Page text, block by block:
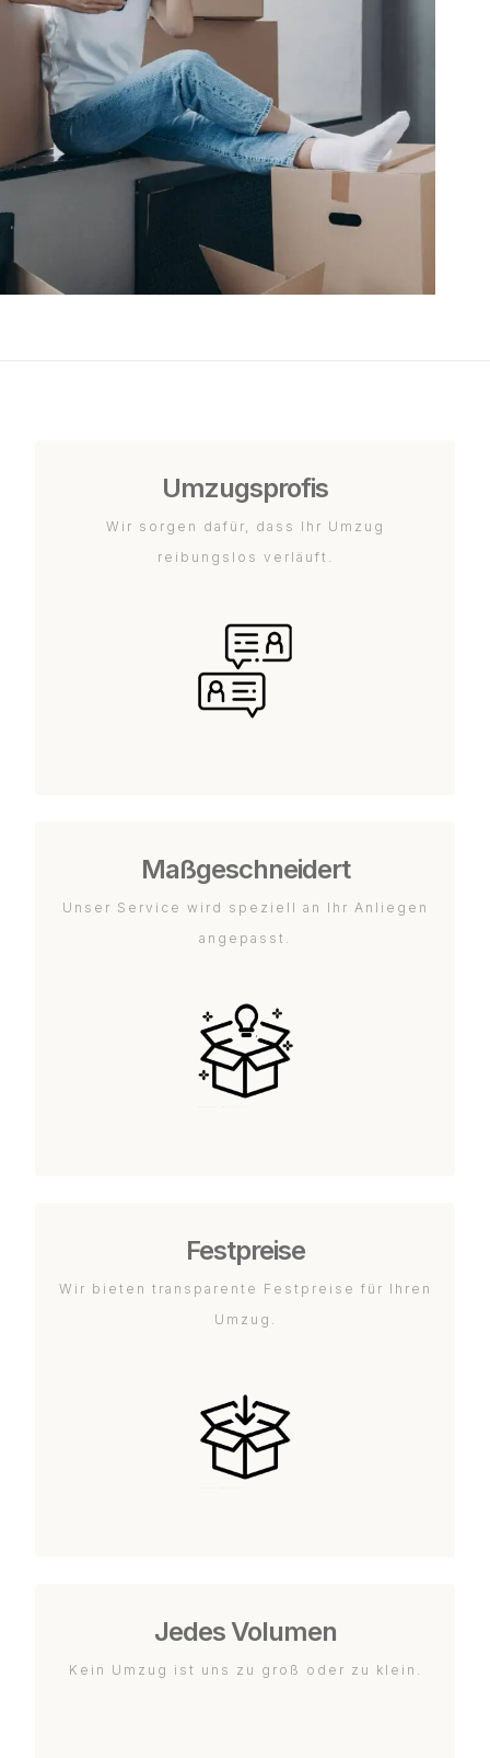
Umzugsprofis
Wir sorgen dafür, dass Ihr Umzug
reibungslos verläuft.
Maßgeschneidert
Unser Service wird speziell an Ihr Anliegen
angepasst.
Festpreise
Wir bieten transparente Festpreise für Ihren
Umzug.
Jedes Volumen
Kein Umzug ist uns zu groß oder zu klein.